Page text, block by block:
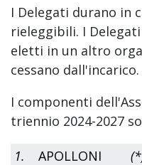
I Delegati durano in
rieleggibili. I
eletti in un altro
cessano dall'incarico.
I componenti
triennio 2024-2027
1.
APOLLONI